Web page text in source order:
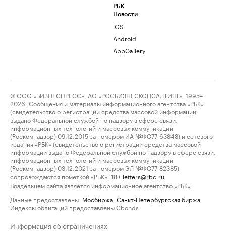
РБК
Новости
iOS
Android
AppGallery
© ООО «БИЗНЕСПРЕСС», АО «РОСБИЗНЕСКОНСАЛТИНГ», 1995–
2026. Сообщения и материалы информационного агентства «РБК»
(свидетельство о регистрации средства массовой информации
выдано Федеральной службой по надзору в сфере связи,
информационных технологий и массовых коммуникаций
(Роскомнадзор) 09.12.2015 за номером ИА №ФС77-63848) и сетевого
издания «РБК» (свидетельство о регистрации средства массовой
информации выдано Федеральной службой по надзору в сфере связи,
информационных технологий и массовых коммуникаций
(Роскомнадзор) 03.12.2021 за номером ЭЛ №ФС77-82385)
сопровождаются пометкой «РБК».
18+ letters@rbc.ru
Владельцем сайта является информационное агентство «РБК».
Данные предоставлены: Мосбиржа Санкт-Петербургская биржа
Индексы облигаций предоставлены Cbonds.
Информация об ограничениях